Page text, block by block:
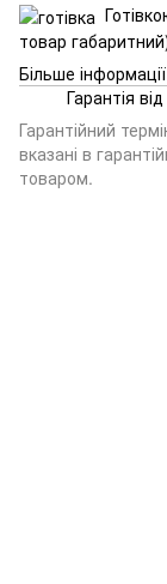
товар
Більше
Гарантія
Гарантійний
вказані в
товаром.